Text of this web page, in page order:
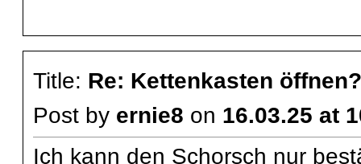
Title: Re: Kettenkasten öffnen?
Post by ernie8 on 16.03.25 at
Ich kann den Schorsch nur